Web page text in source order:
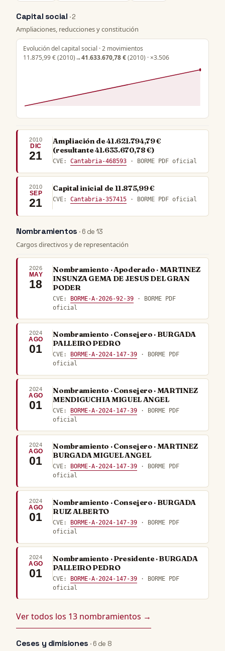
Capital social · 2
Ampliaciones, reducciones y constitución
Evolución del capital social · 2 movimientos
11.875,99 €(2010)→41.633.670,78 €(2010) · ×3.506
2010
DIC
21
Ampliación de 41.621.794,79 €
(resultante 41.633.670,78 €)
CVE:Cantabria-468593 · BORME PDF oficial
2010
SEP
21
Capital inicial de 11.875,99 €
CVE:Cantabria-357415 · BORME PDF oficial
Nombramientos · 6 de 13
Cargos directivos y de representación
2026
MAY
18
Nombramiento · Apoderado · MARTINEZ
INSUNZA GEMA DE JESUS DEL GRAN
PODER
CVE: BORME-A-2026-92-39 · BORME PDF
oficial
2024
AGO
01
Nombramiento · Consejero · BURGADA
PALLEIRO PEDRO
CVE: BORME-A-2024-147-39 · BORME PDF
oficial
2024
AGO
01
Nombramiento · Consejero · MARTINEZ
MENDIGUCHIA MIGUEL ANGEL
CVE: BORME-A-2024-147-39 · BORME PDF
oficial
2024
AGO
01
Nombramiento · Consejero · MARTINEZ
BURGADA MIGUEL ANGEL
CVE: BORME-A-2024-147-39 · BORME PDF
oficial
2024
AGO
01
Nombramiento · Consejero · BURGADA
RUIZ ALBERTO
CVE: BORME-A-2024-147-39 · BORME PDF
oficial
2024
AGO
01
Nombramiento · Presidente · BURGADA
PALLEIRO PEDRO
CVE: BORME-A-2024-147-39 · BORME PDF
oficial
Ver todos los 13 nombramientos →
Ceses y dimisiones · 6 de 8